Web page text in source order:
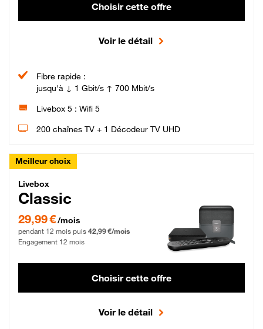
Choisir cette offre
Voir le détail
Fibre rapide :
jusqu'à ↓ 1 Gbit/s ↑ 700 Mbit/s
Livebox 5 : Wifi 5
200 chaînes TV + 1 Décodeur TV UHD
Meilleur choix
Livebox Classic Fibre
Livebox
Classic
29,99 € par mois pendant 12 mois puis 42,99 € par mois, Engagement 12 mois
29,99 €/mois
pendant 12 mois puis 42,99 €/mois
Engagement 12 mois
Choisir cette offre
Voir le détail